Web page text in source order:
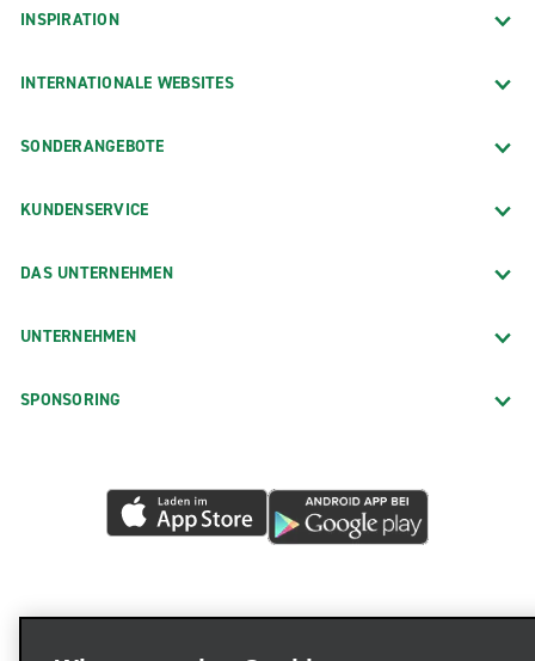
INSPIRATION
INTERNATIONALE WEBSITES
SONDERANGEBOTE
KUNDENSERVICE
DAS UNTERNEHMEN
UNTERNEHMEN
SPONSORING